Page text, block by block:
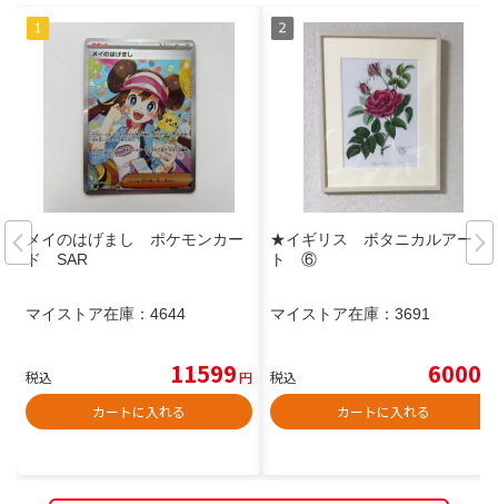
メイのはげまし ポケモンカー
ド SAR
マイストア在庫： 4644
税込 11599円
カートに入れる
★イギリス ボタニカルアー
ト ⑥
マイストア在庫： 3691
税込 6000
カートに入れる